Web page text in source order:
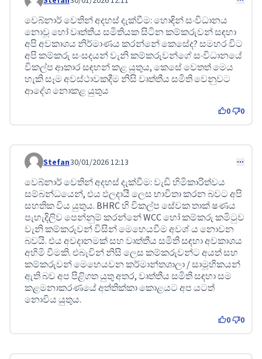
Comment 635
වෙබ්නාර් වෙතින් අදහස් දැක්වීම: හොඳින් සංවිධානය
නොවූ හෝ වෘත්තීය සමිතියක සිටින කම්කරුවන් සඳහා
අපි අවකාශය නිර්මාණය කරන්නේ කෙසේද? සමහර විට
අපි කම්කරු සංසදයන් වැනි කම්කරුවන්ගේ සංවිධානයේ
විකල්ප ආකාර සඳහන් කළ යුතුය, කෙසේ වෙතත් මෙය
හැකි සෑම අවස්ථාවකදීම නිසි වෘත්තීය සමිති වෙනුවට
ආදේශ නොකළ යුතුය
0 0
Comment 636
Stefan30/01/2026 12:13
වෙබ්නාර් වෙතින් අදහස් දැක්වීම: වැඩි හිමිකාරිත්වය
සම්බන්ධයෙන්, එය ඵලදායී ලෙස භාවිතා කරන බවට අපි
සහතික විය යුතුය. BHRC හි විකල්ප සේවක තාක් ෂණය
පැහැදිලිව පෙන්නුම් කරන්නේ WCC හෝ කම්කරු කමිටුව
වැනි කම්කරුවන් විසින් මෙහෙයවීම අවශ් ය නොවන
බවයි. එය අවදානමක් සහ වෘත්තීය සමිති සඳහා අවකාශය
අහිමි වීමකි. එබැවින් නිසි ලෙස කම්කරුවන්ට අයත් සහ
කම්කරුවන් මෙහෙයවන කර්මාන්තශාලා / සාමූහිකයන්
ඇති බව අප පිළිගත යුතු අතර, වෘත්තීය සමිති සඳහා සම
කළමනාකරණයේ අත්තික්කා කොළයට අප යටත්
නොවිය යුතුය.
0 0